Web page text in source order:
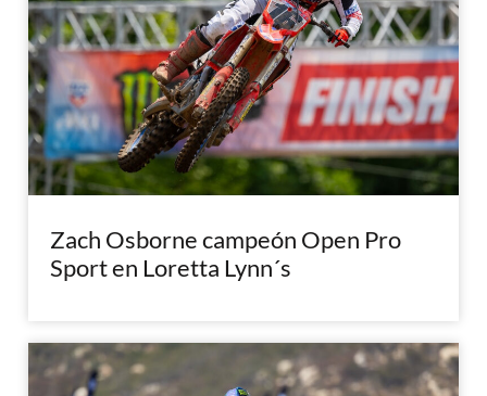
Zach Osborne campeón Open Pro
Sport en Loretta Lynn´s